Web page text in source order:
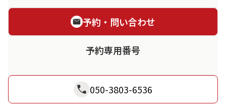
予約・問い合わせ
予約専用番号
050-3803-6536